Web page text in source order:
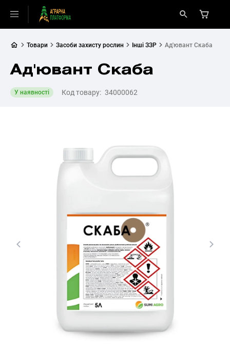
Товари Засоби захисту рослин Інші ЗЗР Ад'ювант Скаба
Ад'ювант Скаба
У наявності Код товару: 34000062